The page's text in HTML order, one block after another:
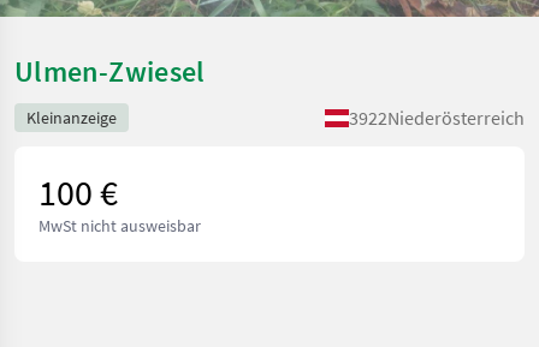
Ulmen-Zwiesel
Kleinanzeige 3922Niederösterreich
100 €
MwSt nicht ausweisbar